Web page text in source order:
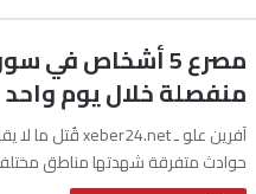
مصرع 5 أشخاص في
منفصلة خلال يوم واحد
حوادث متفرقة شهدتها مناطق